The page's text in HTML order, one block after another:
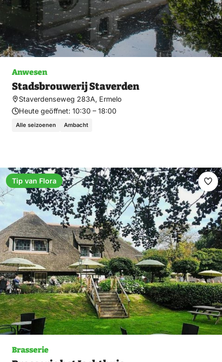
Anwesen
Stadsbrouwerij Staverden
Staverdenseweg 283A, Ermelo
Heute geöffnet: 10:30 – 18:00
Alle seizoenen Ambacht
Brasserie
Tip van Flora